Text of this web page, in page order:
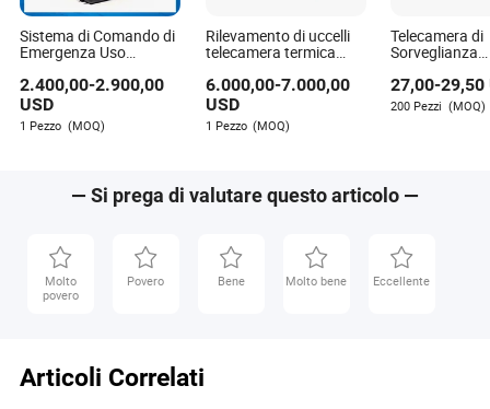
Sistema di Comando di
Emergenza Uso
4G Telecamera Dome
PTZ Esterno
2.400,00-2.900,00
USD
1 Pezzo (MOQ)
Rilevamento di uccelli
telecamera termica
raggio montata su
veicolo sorveglianza
6.000,00-7.000,00
USD
1 Pezzo (MOQ)
Telecamera di
Sorveglianza
Poe Vigi Tp-
IP67
27,00-29,50
200 Pezzi (MOQ)
— Si prega di valutare questo articolo —
Molto
povero
Povero Bene Molto bene Eccellente
Articoli Correlati